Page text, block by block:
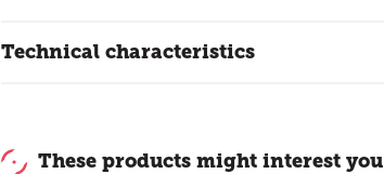
Technical characteristics
These products might interest you